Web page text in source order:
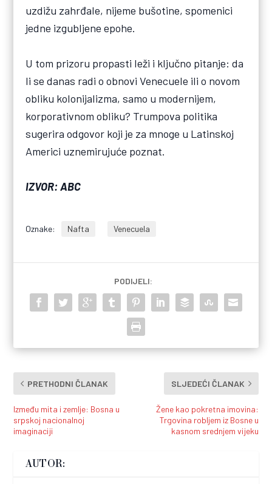
uzdižu zahrđale, nijeme bušotine, spomenici
jedne izgubljene epohe.
U tom prizoru propasti leži i ključno pitanje: da
li se danas radi o obnovi Venecuele ili o novom
obliku kolonijalizma, samo u modernijem,
korporativnom obliku? Trumpova politika
sugerira odgovor koji je za mnoge u Latinskoj
Americi uznemirujuće poznat.
IZVOR: ABC
Oznake: Nafta Venecuela
PODIJELI:
PRETHODNI ČLANAK
Između mita i zemlje: Bosna u
srpskoj nacionalnoj
imaginaciji
SLJEDEĆI ČLANAK
Žene kao pokretna imovina:
Trgovina robljem iz Bosne u
kasnom srednjem vijeku
AUTOR: